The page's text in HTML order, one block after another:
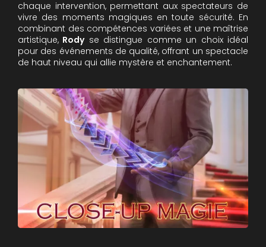
chaque intervention, permettant aux spectateurs de
vivre des moments magiques en toute sécurité. En
combinant des compétences variées et une maîtrise
artistique, Rodyse distingue comme un choix idéal
pour des événements de qualité, offrant un spectacle
de haut niveau qui allie mystère et enchantement.